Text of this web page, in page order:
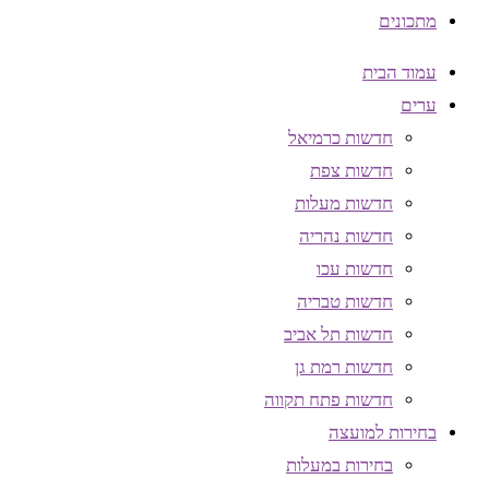
מתכונים
עמוד הבית
ערים
חדשות כרמיאל
חדשות צפת
חדשות מעלות
חדשות נהריה
חדשות עכו
חדשות טבריה
חדשות תל אביב
חדשות רמת גן
חדשות פתח תקווה
בחירות למועצה
בחירות במעלות